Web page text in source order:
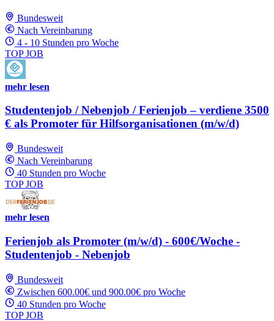
Bundesweit
Nach Vereinbarung
4 - 10 Stunden pro Woche
TOP JOB
mehr lesen
Studentenjob / Nebenjob / Ferienjob – verdiene 3500
€ als Promoter für Hilfsorganisationen (m/w/d)
Bundesweit
Nach Vereinbarung
40 Stunden pro Woche
TOP JOB
mehr lesen
Ferienjob als Promoter (m/w/d) - 600€/Woche -
Studentenjob - Nebenjob
Bundesweit
Zwischen 600.00€ und 900.00€ pro Woche
40 Stunden pro Woche
TOP JOB